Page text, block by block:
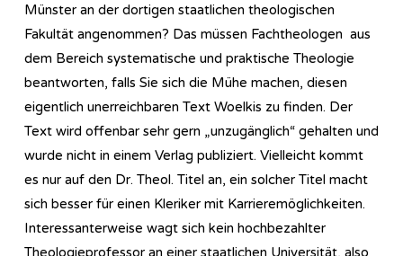
Münster an der dortigen staatlichen theologischen
Fakultät angenommen? Das müssen Fachtheologen aus
dem Bereich systematische und praktische Theologie
beantworten, falls Sie sich die Mühe machen, diesen
eigentlich unerreichbaren Text Woelkis zu finden. Der
Text wird offenbar sehr gern „unzugänglich“ gehalten und
wurde nicht in einem Verlag publiziert. Vielleicht kommt
es nur auf den Dr. Theol. Titel an, ein solcher Titel macht
sich besser für einen Kleriker mit Karrieremöglichkeiten.
Interessanterweise wagt sich kein hochbezahlter
Theologieprofessor an einer staatlichen Universität, also